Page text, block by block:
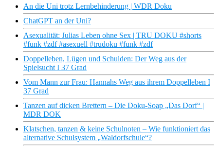
An die Uni trotz Lernbehinderung | WDR Doku
ChatGPT an der Uni?
Asexualität: Julias Leben ohne Sex | TRU DOKU #shorts
#funk #zdf #asexuell #trudoku #funk #zdf
Doppelleben, Lügen und Schulden: Der Weg aus der
Spielsucht I 37 Grad
Vom Mann zur Frau: Hannahs Weg aus ihrem Doppelleben I
37 Grad
Tanzen auf dicken Brettern – Die Doku-Soap „Das Dorf“ |
MDR DOK
Klatschen, tanzen & keine Schulnoten – Wie funktioniert das
alternative Schulsystem „Waldorfschule“?